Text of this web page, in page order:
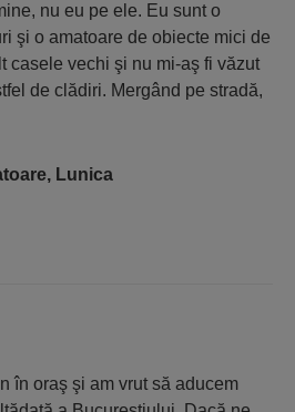
nu eu pe ele. Eu sunt o
şi o amatoare de obiecte mici de
casele vechi şi nu mi-aş fi văzut
de clădiri. Mergând pe stradă,
Lunica
în oraş şi am vrut să aducem